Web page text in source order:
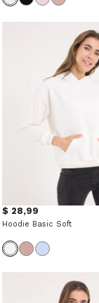
$ 28,99
Hoodie Basic Soft